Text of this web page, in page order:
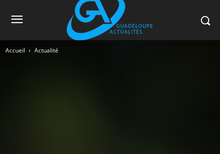
Accueil Actualité